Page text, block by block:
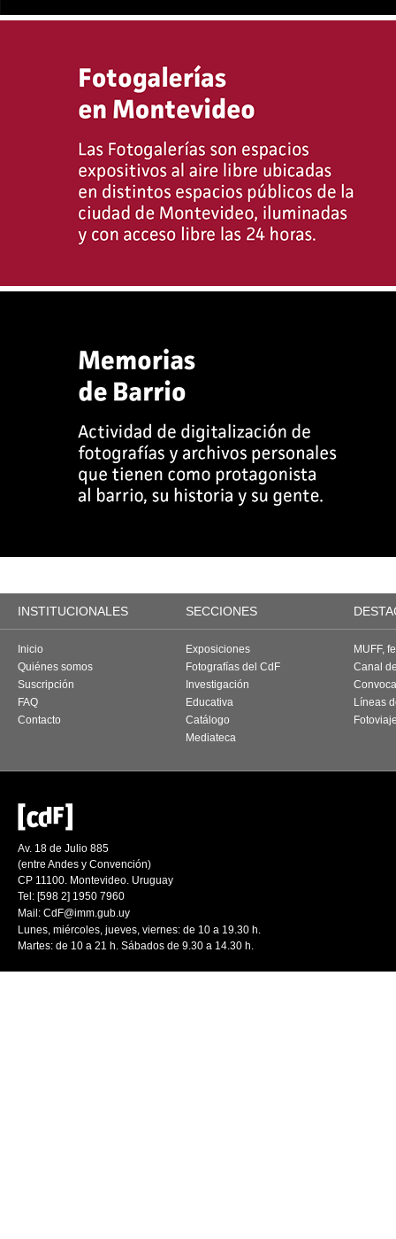
INSTITUCIONALES SECCIONES
Inicio
Quiénes somos
Suscripción
FAQ
Contacto
Exposiciones
Fotografías del CdF
Investigación
Educativa
Catálogo
Mediateca
MUFF,
Canal
Líneas
Av. 18 de Julio 885
(entre Andes y Convención)
CP 11100. Montevideo. Uruguay
Tel: [598 2] 1950 7960
Mail: CdF@imm.gub.uy
Lunes, miércoles, jueves, viernes: de 10 a 19.30 h.
Martes: de 10 a 21 h. Sábados de 9.30 a 14.30 h.